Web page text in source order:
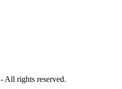
- All rights reserved.